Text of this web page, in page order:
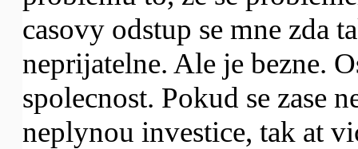
casovy odstup se mne zda
neprijatelne. Ale je bezne.
spolecnost. Pokud se zase
neplynou investice, tak at